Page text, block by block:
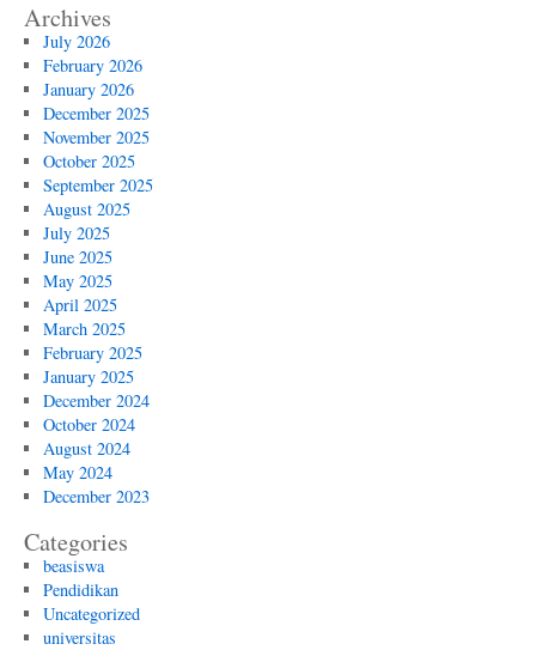
Archives
July 2026
February 2026
January 2026
December 2025
November 2025
October 2025
September 2025
August 2025
July 2025
June 2025
May 2025
April 2025
March 2025
February 2025
January 2025
December 2024
October 2024
August 2024
May 2024
December 2023
Categories
beasiswa
Pendidikan
Uncategorized
universitas